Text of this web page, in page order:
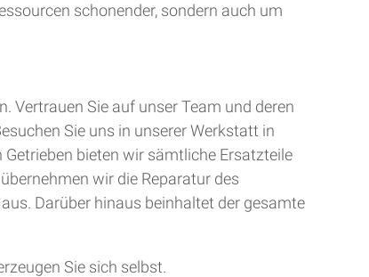
schonender, sondern auch um
Vertrauen Sie auf unser Team und deren
Sie uns in unserer Werkstatt in
bieten wir sämtliche Ersatzteile
wir die Reparatur des
Darüber hinaus beinhaltet der gesamte
Sie sich selbst.